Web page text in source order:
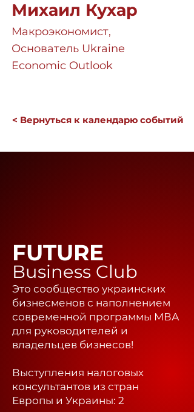
Михаил Кухар
Макроэкономист,
Основатель Ukraine
Economic Outlook
< Вернуться к календарю событий
FUTURE
Business Club
Это сообщество украинских
бизнесменов с наполнением
современной программы МВА
для руководителей и
владельцев бизнесов!
Выступления налоговых
консультантов из стран
Европы и Украины: 2